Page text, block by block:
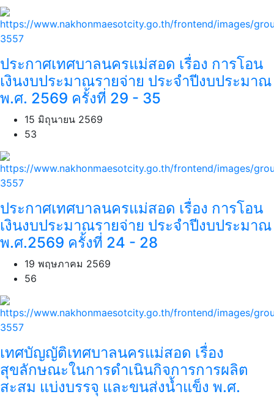
ประกาศเทศบาลนครแม่สอด เรื่อง การโอน
เงินงบประมาณรายจ่าย ประจำปีงบประมาณ
พ.ศ. 2569 ครั้งที่ 29 - 35
15 มิถุนายน 2569
53
ประกาศเทศบาลนครแม่สอด เรื่อง การโอน
เงินงบประมาณรายจ่าย ประจำปีงบประมาณ
พ.ศ.2569 ครั้งที่ 24 - 28
19 พฤษภาคม 2569
56
เทศบัญญัติเทศบาลนครแม่สอด เรื่อง
สุขลักษณะในการดำเนินกิจการการผลิต
สะสม แบ่งบรรจุ และขนส่งน้ำแข็ง พ.ศ.